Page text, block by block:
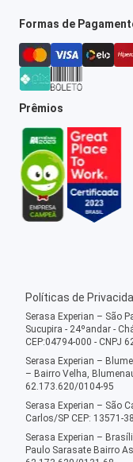
Formas de
Prêmios
Políticas de
Serasa Experian – São
Sucupira - 24ºandar -
CEP:04794-000 - CNPJ
Serasa Experian –
– Bairro Velha,
62.173.620/0104-95
Serasa Experian – São
Carlos/SP CEP: 13571-
Serasa Experian –
Paulo Sarasate Bairro